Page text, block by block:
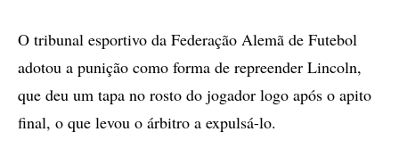
O tribunal esportivo da Federação Alemã de Futebol
adotou a punição como forma de repreender Lincoln,
que deu um tapa no rosto do jogador logo após o apito
final, o que levou o árbitro a expulsá-lo.